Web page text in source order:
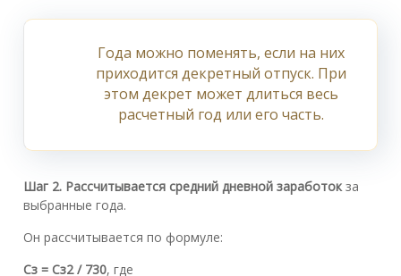
Года можно поменять, если на них
приходится декретный отпуск. При
этом декрет может длиться весь
расчетный год или его часть.
Шаг 2. Рассчитывается средний дневной заработокза
выбранные года.
Он рассчитывается по формуле:
Сз = Сз2 / 730, где